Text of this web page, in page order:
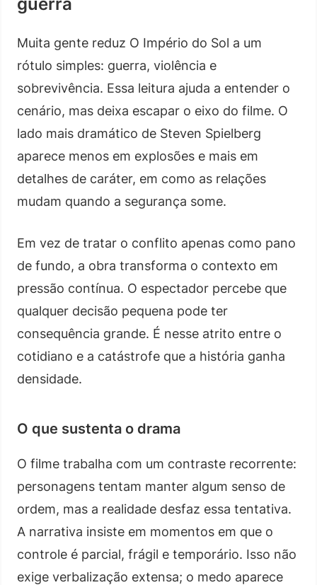
Muita gente reduz O Império do Sol a um
rótulo simples: guerra, violência e
sobrevivência. Essa leitura ajuda a entender o
cenário, mas deixa escapar o eixo do filme. O
lado mais dramático de Steven Spielberg
aparece menos em explosões e mais em
detalhes de caráter, em como as relações
mudam quando a segurança some.
Em vez de tratar o conflito apenas como pano
de fundo, a obra transforma o contexto em
pressão contínua. O espectador percebe que
qualquer decisão pequena pode ter
consequência grande. É nesse atrito entre o
cotidiano e a catástrofe que a história ganha
densidade.
O que sustenta o drama
O filme trabalha com um contraste recorrente:
personagens tentam manter algum senso de
ordem, mas a realidade desfaz essa tentativa.
A narrativa insiste em momentos em que o
controle é parcial, frágil e temporário. Isso não
exige verbalização extensa; o medo aparece